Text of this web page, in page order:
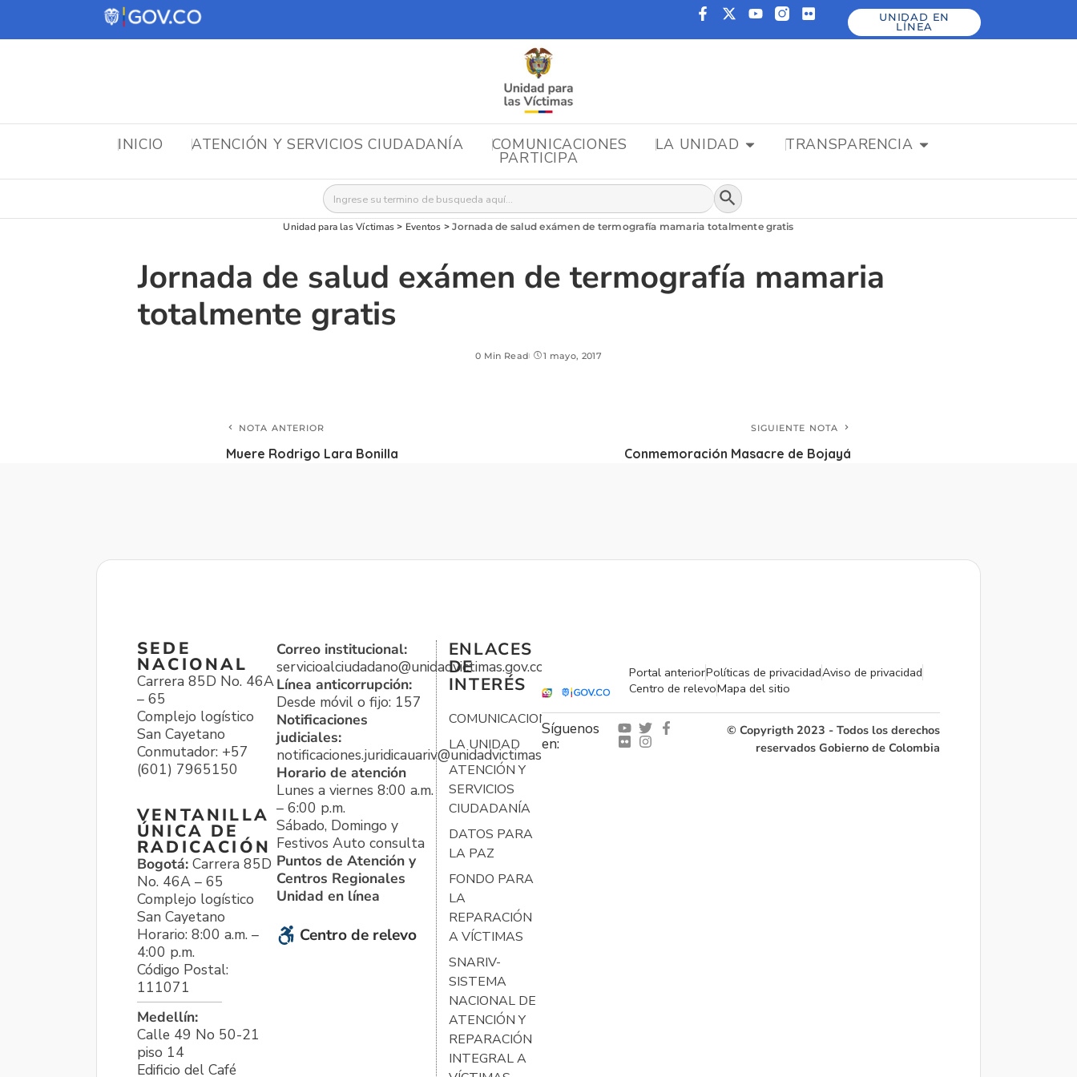
UNIDAD EN
LÍNEA
INICIO ATENCIÓN Y SERVICIOS CIUDADANÍA COMUNICACIONES LA UNIDAD TRANSPARENCIA
PARTICIPA
Buscar: Botón de búsqueda
Unidad para las Víctimas > Eventos >Jornada de salud exámen de termografía mamaria totalmente gratis
Jornada de salud exámen de termografía mamaria
totalmente gratis
0 Min Read 1 mayo, 2017
NOTA ANTERIOR
Muere Rodrigo Lara Bonilla
SIGUIENTE NOTA
Conmemoración Masacre de Bojayá
SEDE
NACIONAL
Carrera 85D No. 46A
– 65
Complejo logístico
San Cayetano
Conmutador: +57
(601) 7965150
VENTANILLA
ÚNICA DE
RADICACIÓN
Bogotá: Carrera 85D
No. 46A – 65
Complejo logístico
San Cayetano
Horario: 8:00 a.m. –
4:00 p.m.
Código Postal:
111071
Medellín:
Calle 49 No 50-21
piso 14
Edificio del Café
Correo institucional:
servicioalciudadano@unidadvictimas.gov.co
Línea anticorrupción:
Desde móvil o fijo: 157
Notificaciones
judiciales:
notificaciones.juridicauariv@unidadvictimas.gov.co
Horario de atención
Lunes a viernes 8:00 a.m.
– 6:00 p.m.
Sábado, Domingo y
Festivos Auto consulta
Puntos de Atención y
Centros Regionales
Unidad en línea
Centro de relevo
ENLACES
DE
INTERÉS
COMUNICACIONES
LA UNIDAD
ATENCIÓN Y
SERVICIOS
CIUDADANÍA
DATOS PARA
LA PAZ
FONDO PARA
LA
REPARACIÓN
A VÍCTIMAS
SNARIV-
SISTEMA
NACIONAL DE
ATENCIÓN Y
REPARACIÓN
INTEGRAL A
Portal anteriorPolíticas de privacidadAviso de privacidad
Centro de relevoMapa del sitio
Síguenos
en:
© Copyrigth 2023 - Todos los derechos
reservados Gobierno de Colombia